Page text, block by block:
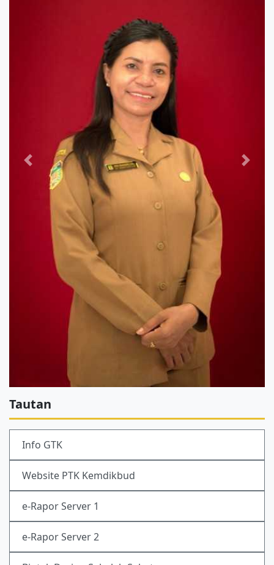
Previous Next
Tautan
Info GTK
Website PTK Kemdikbud
e-Rapor Server 1
e-Rapor Server 2